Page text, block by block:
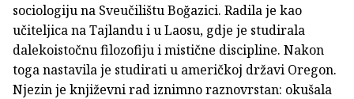
sociologiju na Sveučilištu Boğazici. Radila je kao
učiteljica na Tajlandu i u Laosu, gdje je studirala
dalekoistočnu filozofiju i mistične discipline. Nakon
toga nastavila je studirati u američkoj državi Oregon.
Njezin je književni rad iznimno raznovrstan: okušala